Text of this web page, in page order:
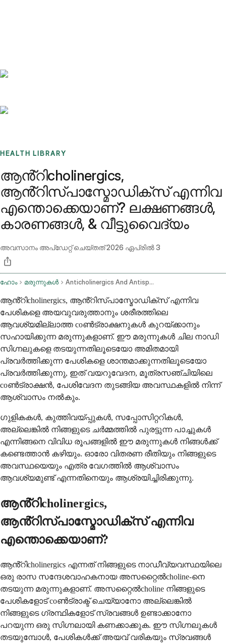
HEALTH LIBRARY
ആൻ്റിcholinergics,
ആൻ്റിസ്പാസ്മോഡിക്സ് എന്നിവ
എന്തൊക്കെയാണ്? ലക്ഷണങ്ങൾ,
കാരണങ്ങൾ, & വീട്ടുവൈദ്യം
അവസാനം അപ്ഡേറ്റ് ചെയ്തത്2026 ഏപ്രിൽ 3
ഹോം മരുന്നുകൾ Anticholinergics And Antispasmodics Oral Route Parenteral Route Rectal Route Transdermal Route
ആൻ്റിcholinergics, ആൻ്റിസ്പാസ്മോഡിക്സ് എന്നിവ
പേശികളെ അയവുവരുത്താനും ശരീരത്തിലെ
ആവശ്യമില്ലാത്ത coൺട്രാക്ഷനുകൾ കുറയ്ക്കാനും
സഹായിക്കുന്ന മരുന്നുകളാണ്. ഈ മരുന്നുകൾ ചില നാഡി
സിഗ്നലുകളെ തടയുന്നതിലൂടെയോ അമിതമായി
പ്രവർത്തിക്കുന്ന പേശികളെ ശാന്തമാക്കുന്നതിലൂടെയോ
പ്രവർത്തിക്കുന്നു, ഇത് വയറുവേദന, മൂത്രസഞ്ചിയിലെ
coൺട്രാക്ഷൻ, പേശിവേദന തുടങ്ങിയ അവസ്ഥകളിൽ നിന്ന്
ആശ്വാസം നൽകും.
ഗുളികകൾ, കുത്തിവയ്പ്പുകൾ, സപ്പോസിറ്ററികൾ,
അല്ലെങ്കിൽ നിങ്ങളുടെ ചർമ്മത്തിൽ പുരട്ടുന്ന പാച്ചുകൾ
എന്നിങ്ങനെ വിവിധ രൂപങ്ങളിൽ ഈ മരുന്നുകൾ നിങ്ങൾക്ക്
കണ്ടെത്താൻ കഴിയും. ഓരോ വിതരണ രീതിയും നിങ്ങളുടെ
അവസ്ഥയെയും എത്ര വേഗത്തിൽ ആശ്വാസം
ആവശ്യമുണ്ട് എന്നതിനെയും ആശ്രയിച്ചിരിക്കുന്നു.
ആൻ്റിcholinergics,
ആൻ്റിസ്പാസ്മോഡിക്സ് എന്നിവ
എന്തൊക്കെയാണ്?
ആൻ്റിcholinergics എന്നത് നിങ്ങളുടെ നാഡീവ്യവസ്ഥയിലെ
ഒരു രാസ സന്ദേശവാഹകനായ അസറ്റൈൽcholine-നെ
തടയുന്ന മരുന്നുകളാണ്. അസറ്റൈൽcholine നിങ്ങളുടെ
പേശികളോട് coൺട്രാക്ട് ചെയ്യാനോ അല്ലെങ്കിൽ
നിങ്ങളുടെ ഗ്രന്ഥികളോട് സ്രവങ്ങൾ ഉണ്ടാക്കാനോ
പറയുന്ന ഒരു സിഗ്നലായി കണക്കാക്കുക. ഈ സിഗ്നലുകൾ
തടയുമ്പോൾ, പേശികൾക്ക് അയവ് വരികയും സ്രവങ്ങൾ